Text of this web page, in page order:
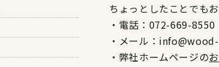
ちょっとしたことでも
・電話：072-669-8550
・メール：
・弊社ホームページの